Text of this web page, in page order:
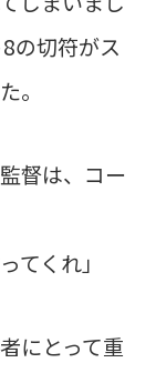
の切符がス
。
督は、コー
てくれ」
にとって重